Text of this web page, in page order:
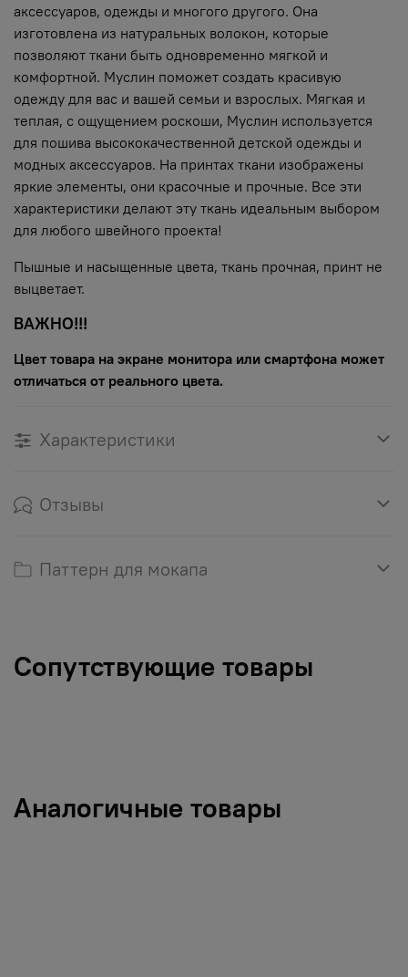
аксессуаров, одежды и многого другого. Она
изготовлена из натуральных волокон, которые
позволяют ткани быть одновременно мягкой и
комфортной. Муслин поможет создать красивую
одежду для вас и вашей семьи и взрослых. Мягкая и
теплая, с ощущением роскоши, Муслин используется
для пошива высококачественной детской одежды и
модных аксессуаров. На принтах ткани изображены
яркие элементы, они красочные и прочные. Все эти
характеристики делают эту ткань идеальным выбором
для любого швейного проекта!
Пышные и насыщенные цвета, ткань прочная, принт не
выцветает.
ВАЖНО!!!
Цвет товара на экране монитора или смартфона может
отличаться от реального цвета.
Характеристики
Отзывы
Паттерн для мокапа
Сопутствующие товары
Аналогичные товары